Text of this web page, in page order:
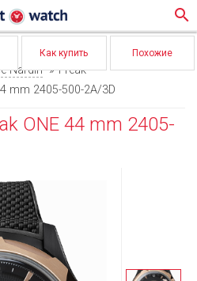
search
Как купить Похожие
Nardin
Freak
mm 2405-500-2A/3D
ONE 44 mm 2405-